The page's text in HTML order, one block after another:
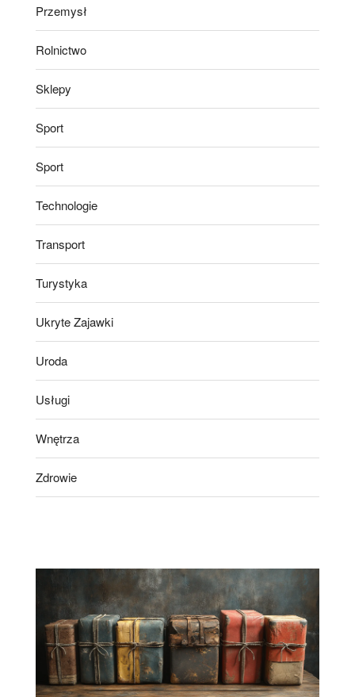
Przemysł
Rolnictwo
Sklepy
Sport
Sport
Technologie
Transport
Turystyka
Ukryte Zajawki
Uroda
Usługi
Wnętrza
Zdrowie